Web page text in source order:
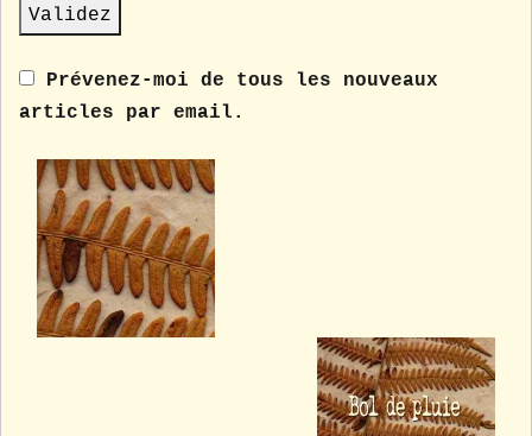
Prévenez-moi de tous les nouveaux
articles par email.